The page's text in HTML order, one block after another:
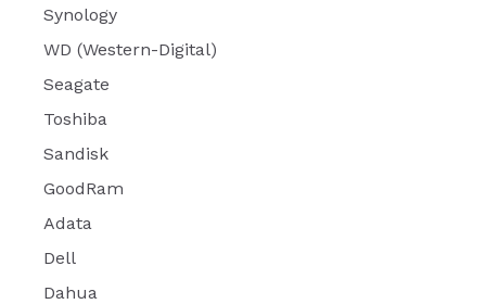
Synology
WD (Western-Digital)
Seagate
Toshiba
Sandisk
GoodRam
Adata
Dell
Dahua